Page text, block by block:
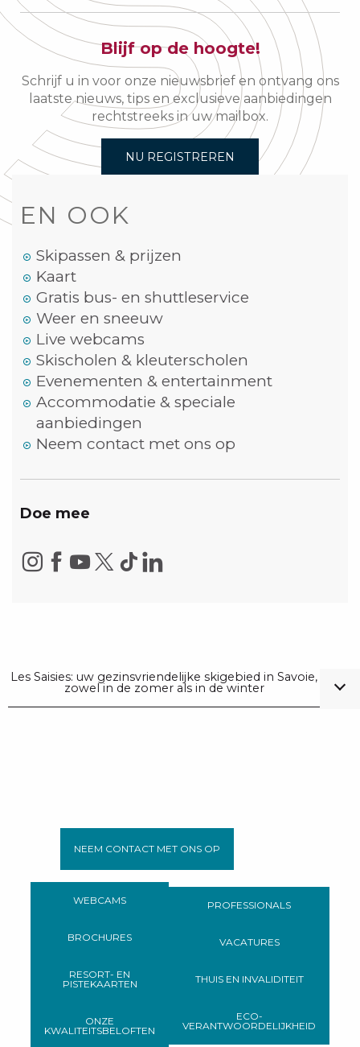
Blijf op de hoogte!
Schrijf u in voor onze nieuwsbrief en ontvang ons
laatste nieuws, tips en exclusieve aanbiedingen
rechtstreeks in uw mailbox.
NU REGISTREREN
EN OOK
Skipassen & prijzen
Kaart
Gratis bus- en shuttleservice
Weer en sneeuw
Live webcams
Skischolen & kleuterscholen
Evenementen & entertainment
Accommodatie & speciale
aanbiedingen
Neem contact met ons op
Doe mee
Les Saisies: uw gezinsvriendelijke skigebied in Savoie,
zowel in de zomer als in de winter
NEEM CONTACT MET ONS OP
WEBCAMS
BROCHURES
RESORT- EN
PISTEKAARTEN
ONZE
KWALITEITSBELOFTEN
PROFESSIONALS
VACATURES
THUIS EN INVALIDITEIT
ECO-
VERANTWOORDELIJKHEID